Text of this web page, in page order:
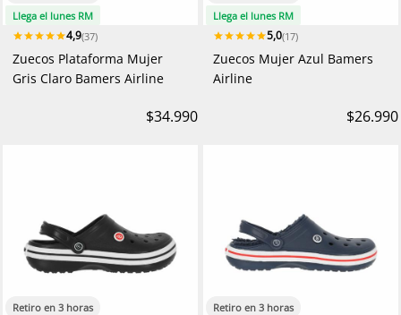
Llega el lunes RM
4,9(37)
Zuecos Plataforma Mujer
Gris Claro Bamers Airline
$34.990
Llega el lunes RM
5,0(17)
Zuecos Mujer Azul Bamers
Airline
$26.990
Retiro en 3 horas
Retiro en 3 horas